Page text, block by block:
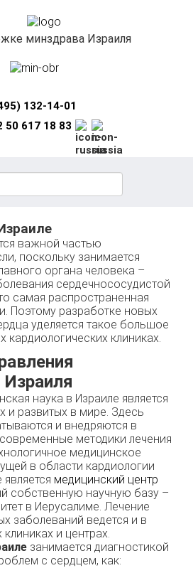
минздрава Израиля
132-14-01
50 617 18 83
важной частью
поскольку занимается
органа человека –
сердечнососудистой
самая распространенная
Поэтому разработке новых
уделяется такое большое
клиниках.
Израиля
наука в Израиле является
и развитых в мире. Здесь
и внедряются в
методики лечения
медицинское
в области кардиологии
медицинский центр
собственную научную базу –
в Иерусалиме. Лечение
заболеваний ведется и в
и центрах.
занимается диагностикой
с сердцем, как: